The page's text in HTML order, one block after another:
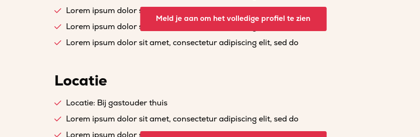
Lorem ipsum dolor sit amet, consectetur adipiscing elit, sed do
Lorem ipsum dolor sit amet, consectetur adipiscing elit, sed do
Lorem ipsum dolor sit amet, consectetur adipiscing elit, sed do
Meld je aan om het volledige profiel te zien
Locatie
Locatie: Bij gastouder thuis
Lorem ipsum dolor sit amet, consectetur adipiscing elit, sed do
Lorem ipsum dolor sit amet, consectetur adipiscing elit, sed do